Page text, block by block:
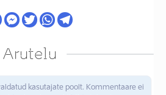
Arutelu
kasutajate poolt. Kommentaare ei